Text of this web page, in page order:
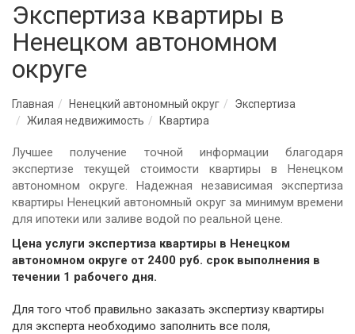
Экспертиза квартиры в
Ненецком автономном
округе
Главная Ненецкий автономный округ
Экспертиза
Жилая недвижимость
Квартира
Лучшее получение точной информации благодаря
экспертизе текущей стоимости квартиры в Ненецком
автономном округе. Надежная независимая экспертиза
квартиры Ненецкий автономный округ за минимум времени
для ипотеки или заливе водой по реальной цене.
Цена услуги экспертиза квартиры в Ненецком
автономном округе от 2400 руб. cрок выполнения в
течении 1 рабочего дня.
Для того чтоб правильно заказать экспертизу квартиры
для эксперта необходимо заполнить все поля,